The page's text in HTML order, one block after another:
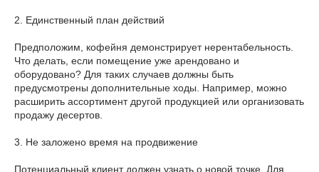
2. Единственный план действий
Предположим, кофейня демонстрирует нерентабельность.
Что делать, если помещение уже арендовано и
оборудовано? Для таких случаев должны быть
предусмотрены дополнительные ходы. Например, можно
расширить ассортимент другой продукцией или организовать
продажу десертов.
3. Не заложено время на продвижение
Потенциальный клиент должен узнать о новой точке. Для